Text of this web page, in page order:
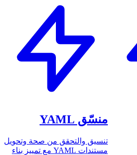
منسّق YAML
تنسيق والتحقق من صحة وتحويل
مستندات YAML مع تمييز بناء